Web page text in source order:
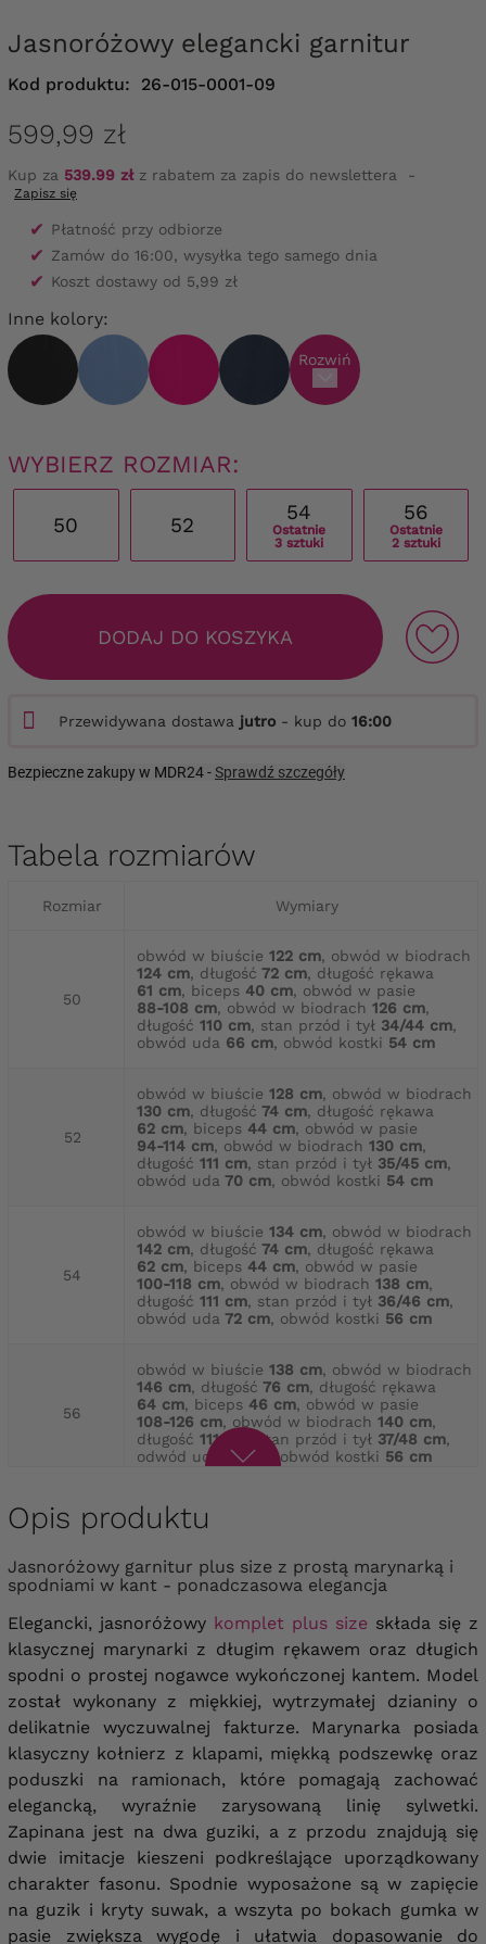
Jasnoróżowy elegancki garnitur
Kod produktu: 26-015-0001-09
599,99 zł
Kup za 539.99 złz rabatem za zapis do newslettera -
Zapisz się
✔ Płatność przy odbiorze
✔ Zamów do 16:00, wysyłka tego samego dnia
✔ Koszt dostawy od 5,99 zł
Inne kolory:
Rozwiń
WYBIERZ ROZMIAR:
50 52
54
Ostatnie
3 sztuki
56
Ostatnie
2 sztuki
DODAJ DO KOSZYKA
Przewidywana dostawa jutro - kup do 16:00
Bezpieczne zakupy w MDR24 -Sprawdź szczegóły
Tabela rozmiarów
Rozmiar Wymiary
50
obwód w biuście 122 cm, obwód w biodrach
124 cm, długość 72 cm, długość rękawa
61 cm, biceps 40 cm, obwód w pasie
88-108 cm, obwód w biodrach 126 cm,
długość 110 cm, stan przód i tył 34/44 cm,
obwód uda 66 cm, obwód kostki 54 cm
52
obwód w biuście 128 cm, obwód w biodrach
130 cm, długość 74 cm, długość rękawa
62 cm, biceps 44 cm, obwód w pasie
94-114 cm, obwód w biodrach 130 cm,
długość 111 cm, stan przód i tył 35/45 cm,
obwód uda 70 cm, obwód kostki 54 cm
54
obwód w biuście 134 cm, obwód w biodrach
142 cm, długość 74 cm, długość rękawa
62 cm, biceps 44 cm, obwód w pasie
100-118 cm, obwód w biodrach 138 cm,
długość 111 cm, stan przód i tył 36/46 cm,
obwód uda 72 cm, obwód kostki 56 cm
56
obwód w biuście 138 cm, obwód w biodrach
146 cm, długość 76 cm, długość rękawa
64 cm, biceps 46 cm, obwód w pasie
108-126 cm, obwód w biodrach 140 cm,
długość 111 cm , stan przód i tył 37/48 cm,
odwód uda
72 cm , obwód kostki 56 cm
Opis produktu
Jasnoróżowy garnitur plus size z prostą marynarką i
spodniami w kant - ponadczasowa elegancja
Elegancki, jasnoróżowy komplet plus size składa się z
klasycznej marynarki z długim rękawem oraz długich
spodni o prostej nogawce wykończonej kantem. Model
został wykonany z miękkiej, wytrzymałej dzianiny o
delikatnie wyczuwalnej fakturze. Marynarka posiada
klasyczny kołnierz z klapami, miękką podszewkę oraz
poduszki na ramionach, które pomagają zachować
elegancką, wyraźnie zarysowaną linię sylwetki.
Zapinana jest na dwa guziki, a z przodu znajdują się
dwie imitacje kieszeni podkreślające uporządkowany
charakter fasonu. Spodnie wyposażone są w zapięcie
na guzik i kryty suwak, a wszyta po bokach gumka w
pasie zwiększa wygodę i ułatwia dopasowanie do